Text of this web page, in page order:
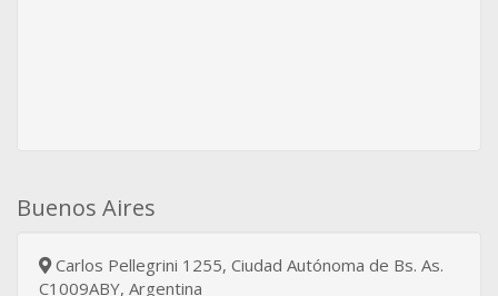
Buenos Aires
Carlos Pellegrini 1255, Ciudad Autónoma de Bs. As.
C1009ABY, Argentina